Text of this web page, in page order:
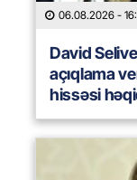
06.08.2026 -
David
açıqlama
hissəsi